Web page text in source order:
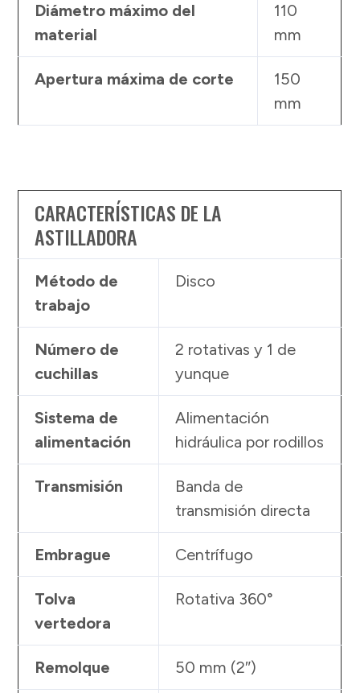
Diámetro máximo del
material
110
mm
Apertura máxima de corte
150
mm
CARACTERÍSTICAS DE LA
ASTILLADORA
Método de
trabajo
Disco
Número de
cuchillas
2 rotativas y 1 de
yunque
Sistema de
alimentación
Alimentación
hidráulica por rodillos
Transmisión
Banda de
transmisión directa
Embrague Centrífugo
Tolva
vertedora
Rotativa 360°
Remolque 50 mm (2″)